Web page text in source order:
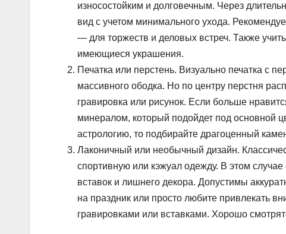
износостойким и долговечным. Через
вид с учетом минимального ухода.
— для торжеств и деловых встреч. Также
имеющиеся украшения.
Печатка или перстень. Визуально печатка с
массивного ободка. Но по центру перстня
гравировка или рисунок. Если больше
минералом, который подойдет под основной
астрологию, то подбирайте драгоценный
Лаконичный или необычный дизайн.
спортивную или кэжуал одежду. В этом
вставок и лишнего декора. Допустимы
на праздник или просто любите привлекать
гравировками или вставками. Хорошо